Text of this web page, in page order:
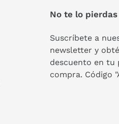
No te lo pierdas
Suscríbete a
newsletter y
descuento en tu
compra. Código